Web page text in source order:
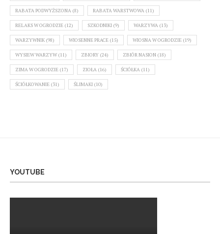
RABATA PODWYŻSZONA (8) RABATA WARSTWOWA (11)
RELAKS W OGRODZIE (12) SZKODNIKI (9) WARZYWA (13)
WARZYWNIK (98) WIOSENNE PRACE (15) WIOSNA W OGRODZIE (19)
WYSIEW WARZYW (11) ZBIORY (24) ZBIÓR NASION (18)
ZIMA W OGRODZIE (17) ZIOŁA (16) ŚCIÓŁKA (11)
ŚCIÓŁKOWANIE (31) ŚLIMAKI (10)
YOUTUBE